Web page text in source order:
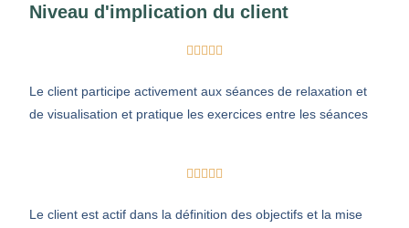
Niveau d'implication du client
    
Le client participe activement aux séances de relaxation et
de visualisation et pratique les exercices entre les séances
    
Le client est actif dans la définition des objectifs et la mise